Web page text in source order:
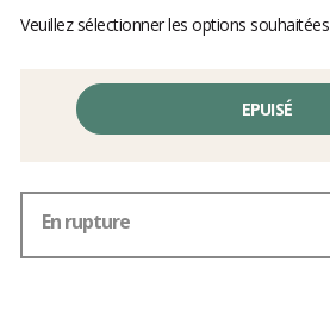
Veuillez sélectionner les options souhaitées
EPUISÉ
En rupture